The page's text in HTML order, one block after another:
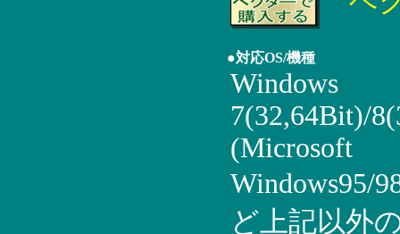
●対応OS/機種
Windows
7(32,64Bit)/
(Microsoft
Windows95/
ど上記以外